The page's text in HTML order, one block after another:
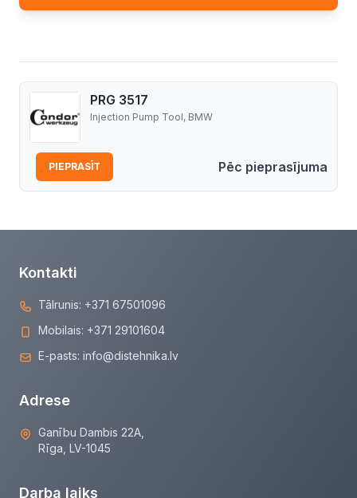
PRG 3517
Injection Pump Tool, BMW
Pēc pieprasījuma
PIEPRASĪT
Kontakti
Tālrunis: +371 67501096
Mobilais: +371 29101604
E-pasts: info@distehnika.lv
Adrese
Ganību Dambis 22A,
Rīga, LV-1045
Darba laiks